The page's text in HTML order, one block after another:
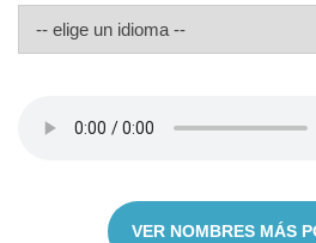
VER NOMBRES MÁS